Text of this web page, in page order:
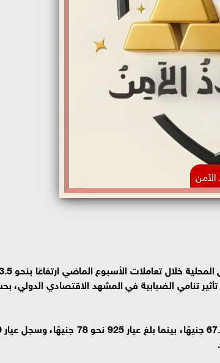
الآمن
عالميًا صعودها بنسبة 6.3% تحت تأثير تنامي الضبابية في المشهد الاقتصادي
أوضح